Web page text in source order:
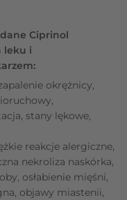
Ciprinol
leku i
okrężnicy,
stany lękowe,
reakcje alergiczne,
nekroliza naskórka,
osłabienie mięśni,
objawy miastenii,